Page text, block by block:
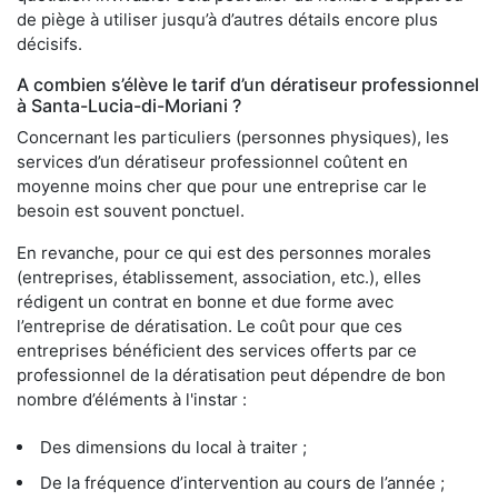
de piège à utiliser jusqu’à d’autres détails encore plus
décisifs.
A combien s’élève le tarif d’un dératiseur professionnel
à Santa-Lucia-di-Moriani ?
Concernant les particuliers (personnes physiques), les
services d’un dératiseur professionnel coûtent en
moyenne moins cher que pour une entreprise car le
besoin est souvent ponctuel.
En revanche, pour ce qui est des personnes morales
(entreprises, établissement, association, etc.), elles
rédigent un contrat en bonne et due forme avec
l’entreprise de dératisation. Le coût pour que ces
entreprises bénéficient des services offerts par ce
professionnel de la dératisation peut dépendre de bon
nombre d’éléments à l'instar :
Des dimensions du local à traiter ;
De la fréquence d’intervention au cours de l’année ;